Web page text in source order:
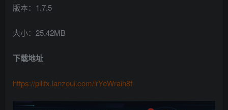
版本：1.7.5
大小：25.42MB
下载地址
https://pilifx.lanzoui.com/irYeWraih8f